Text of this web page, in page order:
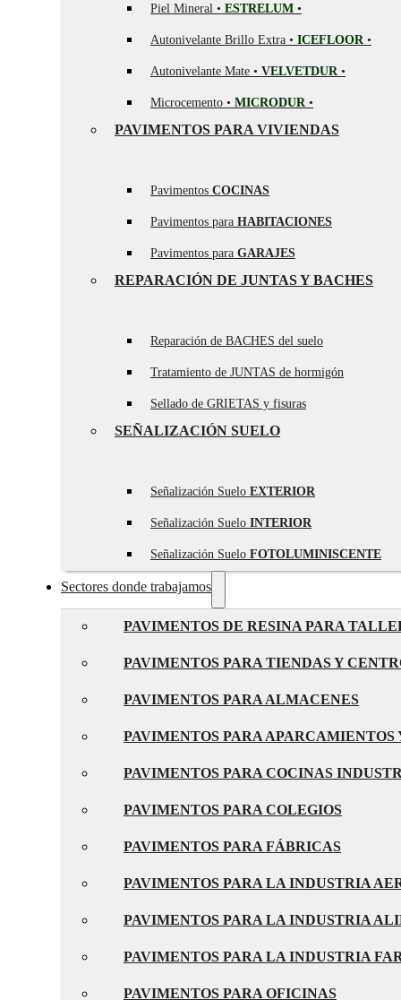
Piel Mineral • ESTRELUM •
Autonivelante Brillo Extra • ICEFLOOR •
Autonivelante Mate • VELVETDUR •
Microcemento • MICRODUR •
PAVIMENTOS PARA VIVIENDAS
Pavimentos COCINAS
Pavimentos para HABITACIONES
Pavimentos para GARAJES
REPARACIÓN DE JUNTAS Y BACHES
Reparación de BACHES del suelo
Tratamiento de JUNTAS de hormigón
Sellado de GRIETAS y fisuras
SEÑALIZACIÓN SUELO
Señalización Suelo EXTERIOR
Señalización Suelo INTERIOR
Señalización Suelo FOTOLUMINISCENTE
Sectores donde trabajamos
PAVIMENTOS DE RESINA PARA
PAVIMENTOS PARA TIENDAS Y
PAVIMENTOS PARA ALMACENES
PAVIMENTOS PARA APARCAMIENTOS
PAVIMENTOS PARA COCINAS
PAVIMENTOS PARA COLEGIOS
PAVIMENTOS PARA FÁBRICAS
PAVIMENTOS PARA LA INDUSTRIA
PAVIMENTOS PARA LA INDUSTRIA
PAVIMENTOS PARA LA INDUSTRIA
PAVIMENTOS PARA OFICINAS